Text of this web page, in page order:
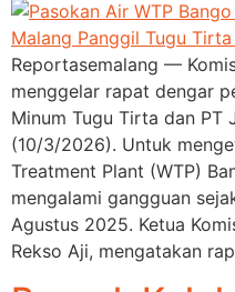
Reportasemalang —
menggelar rapat dengar
Minum Tugu Tirta dan PT
(10/3/2026). Untuk
Treatment Plant (WTP)
mengalami gangguan
Agustus 2025. Ketua
Rekso Aji, mengatakan